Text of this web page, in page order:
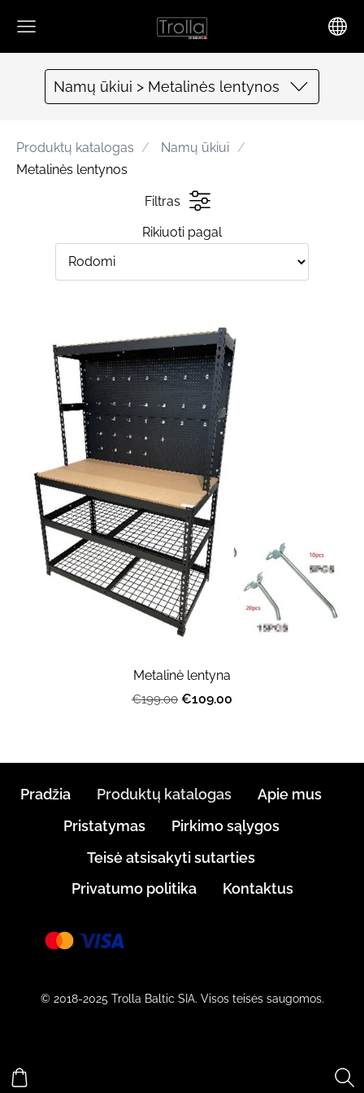
Namų ūkiui > Metalinės lentynos
Produktų katalogas
Namų ūkiui
Metalinės lentynos
Filtras
Rikiuoti pagal
Metalinė lentyna
€199.00 €109.00
Pradžia Produktų katalogas
Apie mus
Pristatymas
Pirkimo sąlygos
Teisė atsisakyti sutarties
Privatumo politika
Kontaktus
© 2018-2025 Trolla Baltic SIA. Visos teisės saugomos.